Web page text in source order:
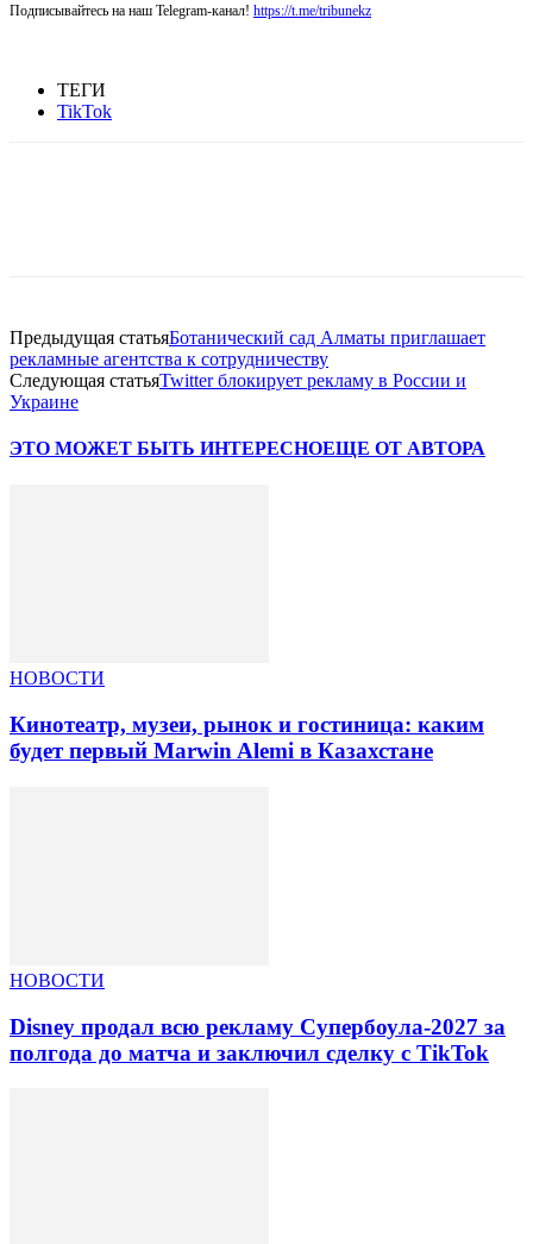
Подписывайтесь на наш Telegram-канал! https://t.me/tribunekz
ТЕГИ
TikTok
Предыдущая статьяБотанический сад Алматы приглашает
рекламные агентства к сотрудничеству
Следующая статьяTwitter блокирует рекламу в России и
Украине
ЭТО МОЖЕТ БЫТЬ ИНТЕРЕСНОЕЩЕ ОТ АВТОРА
НОВОСТИ
Кинотеатр, музеи, рынок и гостиница: каким
будет первый Marwin Alemi в Казахстане
НОВОСТИ
Disney продал всю рекламу Супербоула-2027 за
полгода до матча и заключил сделку с TikTok